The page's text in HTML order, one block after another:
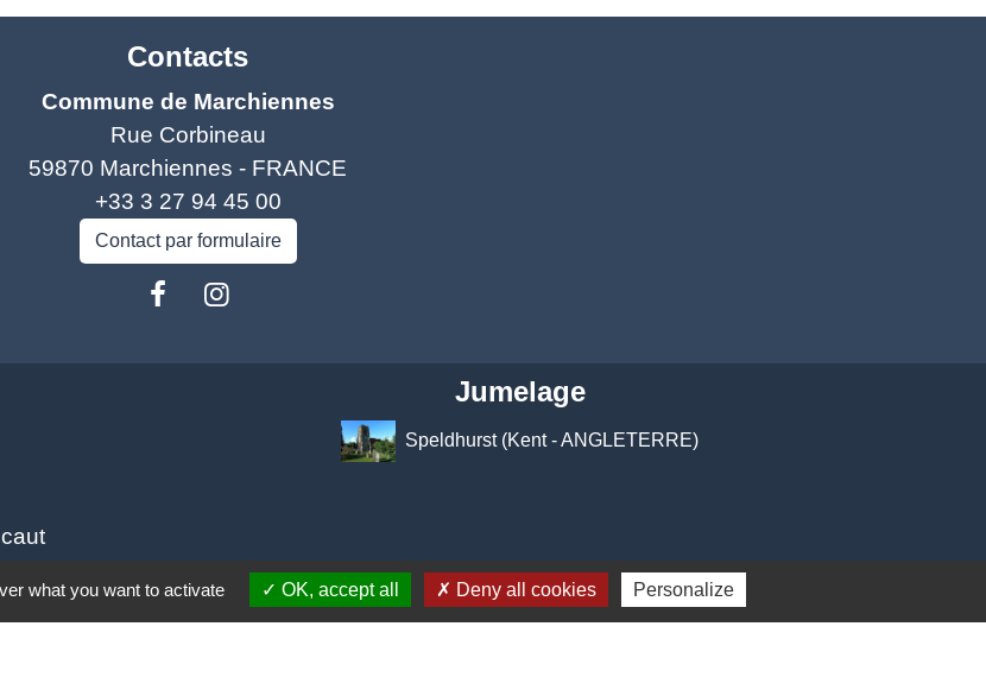
Contacts
Commune de Marchiennes
Rue Corbineau
59870 Marchiennes - FRANCE
+33 3 27 94 45 00
Contact par formulaire
Jumelage
Speldhurst (Kent - ANGLETERRE)
what you want to activate OK, accept all Deny all cookies Personalize